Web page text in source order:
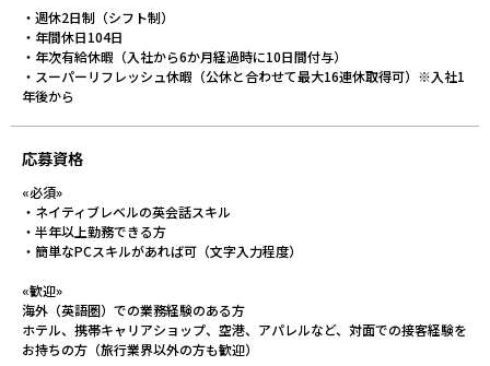
・週休2日制（シフト制）
・年間休日104日
・年次有給休暇（入社から6か月経過時に10日間付与）
・スーパーリフレッシュ休暇（公休と合わせて最大16連休取得可）※入社1
年後から
応募資格
«必須»
・ネイティブレベルの英会話スキル
・半年以上勤務できる方
・簡単なPCスキルがあれば可（文字入力程度）
«歓迎»
海外（英語圏）での業務経験のある方
ホテル、携帯キャリアショップ、空港、アパレルなど、対面での接客経験を
お持ちの方（旅行業界以外の方も歓迎）